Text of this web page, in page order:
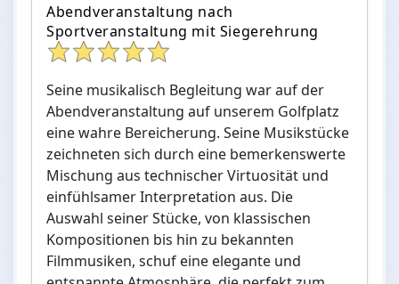
Abendveranstaltung nach
Sportveranstaltung mit Siegerehrung
Seine musikalisch Begleitung war auf der
Abendveranstaltung auf unserem Golfplatz
eine wahre Bereicherung. Seine Musikstücke
zeichneten sich durch eine bemerkenswerte
Mischung aus technischer Virtuosität und
einfühlsamer Interpretation aus. Die
Auswahl seiner Stücke, von klassischen
Kompositionen bis hin zu bekannten
Filmmusiken, schuf eine elegante und